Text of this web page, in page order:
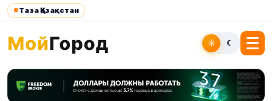
#Таза Қазақстан
☀ ☾